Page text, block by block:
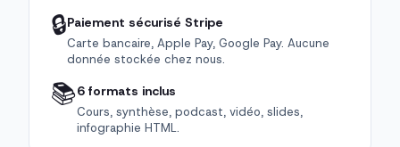
🔒Paiement sécurisé Stripe
Carte bancaire, Apple Pay, Google Pay. Aucune
donnée stockée chez nous.
📚6 formats inclus
Cours, synthèse, podcast, vidéo, slides,
infographie HTML.